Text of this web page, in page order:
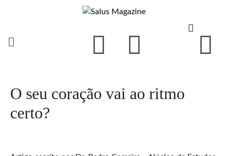
O seu coração vai ao ritmo
certo?